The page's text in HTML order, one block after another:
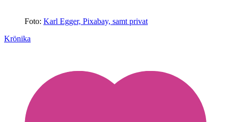
Foto: Karl Egger, Pixabay, samt privat
Krönika